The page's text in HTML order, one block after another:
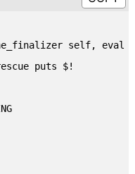
self, eval
puts $!